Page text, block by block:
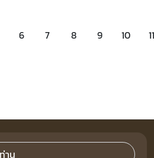
6 7 8 9 10 11